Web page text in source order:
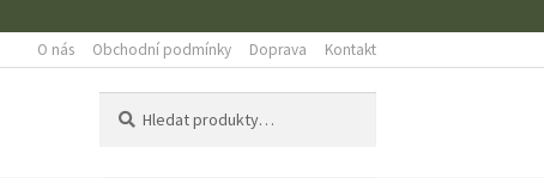
O nás Obchodní podmínky Doprava Kontakt